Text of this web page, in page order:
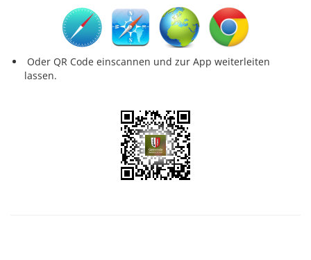
Oder QR Code einscannen und zur App weiterleiten
lassen.